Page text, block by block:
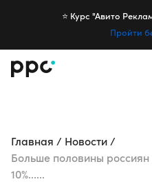
⭐️ Курс "Авито
Пройти
Главная
Новости
Больше половины россиян
10%......